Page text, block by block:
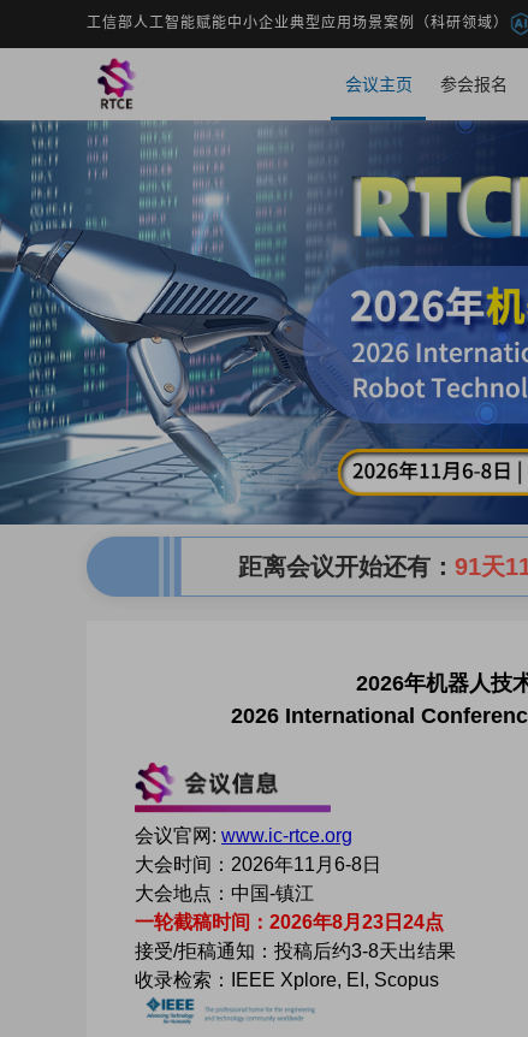
工信部人工智能赋能中小企业典型应用场景案例（科研领域）
会议主页 参会报名
距离会议开始还有： 91天
2026年机器人技
2026 International
会议官网: www.ic-rtce.org
大会时间：2026年11月6-8日
大会地点：中国-镇江
一轮截稿时间：2026年8月23日24点
接受/拒稿通知：投稿后约3-8天出结果
收录检索：IEEE Xplore, EI, Scopus